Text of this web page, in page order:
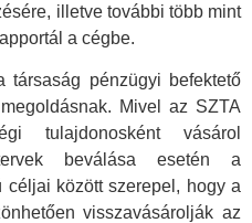
illetve további több mint
a cégbe.
társaság pénzügyi befektető
Mivel az SZTA
tulajdonosként vásárol
beválása esetén a
céljai között szerepel, hogy a
visszavásárolják az